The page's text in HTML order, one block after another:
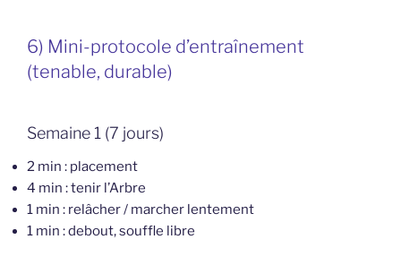
6) Mini-protocole d’entraînement
(tenable, durable)
Semaine 1 (7 jours)
2 min : placement
4 min : tenir l’Arbre
1 min : relâcher / marcher lentement
1 min : debout, souffle libre